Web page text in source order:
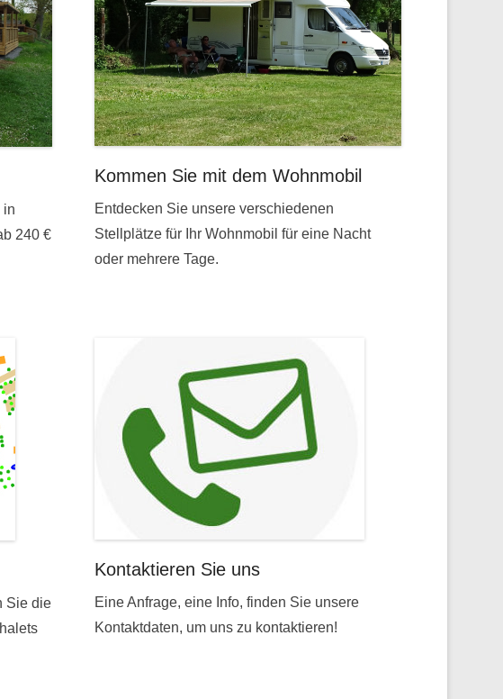
in
240 €
Kommen Sie mit dem Wohnmobil
Entdecken Sie unsere verschiedenen
Stellplätze für Ihr Wohnmobil für eine Nacht
oder mehrere Tage.
Sie die
Kontaktieren Sie uns
Eine Anfrage, eine Info, finden Sie unsere
Kontaktdaten, um uns zu kontaktieren!